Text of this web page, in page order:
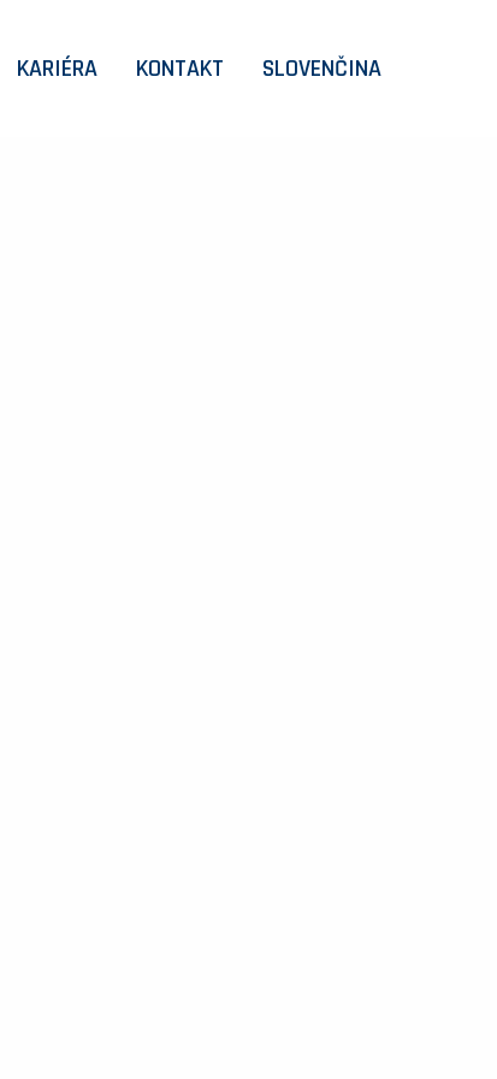
KARIÉRA KONTAKT SLOVENČINA